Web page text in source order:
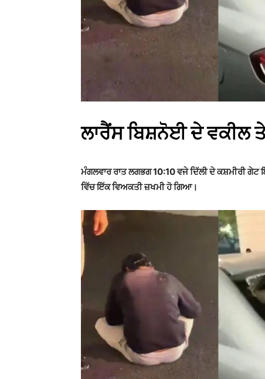
ਲਾਰੈਂਸ ਬਿਸ਼ਨੋਈ ਦੇ
ਮੰਗਲਵਾਰ ਰਾਤ ਲਗਭਗ 10:10 ਵਜੇ ਦਿੱਲੀ ਦੇ ਕਸ਼ਮੀਰੀ ਗੇਟ
ਵਿੱਚ ਇੱਕ ਵਿਅਕਤੀ ਜ਼ਖਮੀ ਹੋ ਗਿਆ।